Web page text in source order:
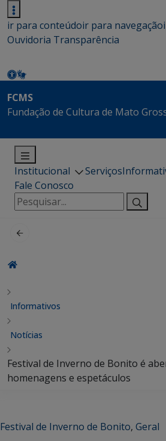
ir para conteúdoir para navegação
Ouvidoria Transparência
FCMS
Fundação de Cultura de Mato
Institucional Serviços
Fale Conosco
Pesquisar
por:
Informativos
Notícias
Festival de Inverno de Bonito é
homenagens e espetáculos
Festival de Inverno de Bonito, Geral